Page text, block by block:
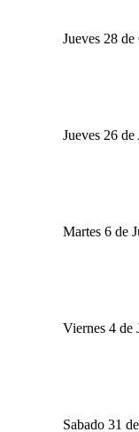
Jueves 28
Jueves 26
Martes 6 de
Viernes 4 de
Sabado 31